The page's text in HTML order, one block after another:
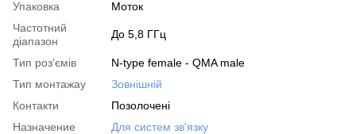
Упаковка
Моток
Частотний
діапазон
До 5,8 ГГц
Тип роз'ємів
N-type female - QMA male
Тип монтажау
Зовнішній
Контакти
Позолочені
Назначение
Для систем зв'язку